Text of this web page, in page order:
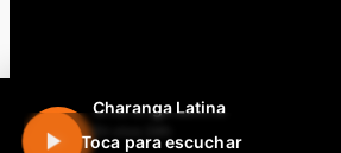
Charanga Latina
En vivo 24h
Toca para escuchar